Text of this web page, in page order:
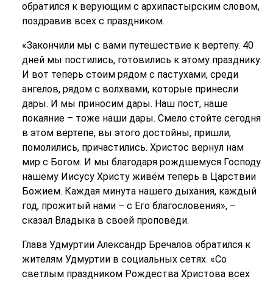
обратился к верующим с архипастырским словом,
поздравив всех с праздником.
«Закончили мы с вами путешествие к вертепу. 40
дней мы постились, готовились к этому празднику.
И вот теперь стоим рядом с пастухами, среди
ангелов, рядом с волхвами, которые принесли
дары. И мы приносим дары. Наш пост, наше
покаяние – тоже наши дары. Смело стойте сегодня
в этом вертепе, вы этого достойны, пришли,
помолились, причастились. Христос вернул нам
мир с Богом. И мы благодаря рождшемуся Господу
нашему Иисусу Христу живём теперь в Царствии
Божием. Каждая минута нашего дыхания, каждый
год, прожитый нами – с Его благословения», –
сказал Владыка в своей проповеди.
Глава Удмуртии Александр Бречалов обратился к
жителям Удмуртии в социальных сетях. «Со
светлым праздником Рождества Христова всех